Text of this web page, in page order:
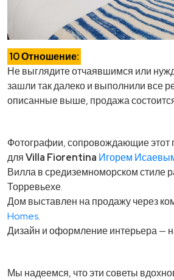
10 Отношение:
Не выглядите отчаявшимся или
зашли так далеко и выполнили все
описанные выше, продажа
Фотографии, сопровождающие этот
дляVilla Fiorentina Игорем
Вилла в средиземноморском стиле
Торревьехе.
Дом выставлен на продажу через
Homes.
Дизайн и оформление интерьера —
Мы надеемся, что эти советы